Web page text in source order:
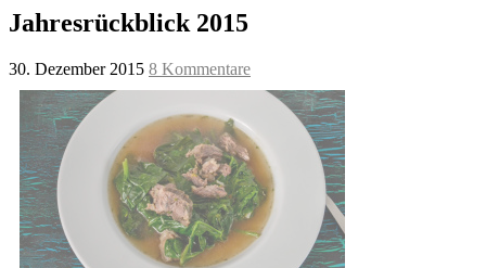
Jahresrückblick 2015
30. Dezember 2015 8 Kommentare